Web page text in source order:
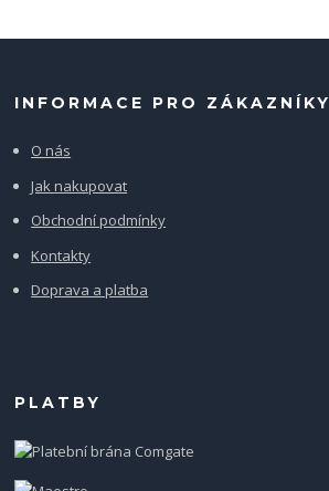
INFORMACE PRO ZÁKAZNÍKY
O nás
Jak nakupovat
Obchodní podmínky
Kontakty
Doprava a platba
PLATBY